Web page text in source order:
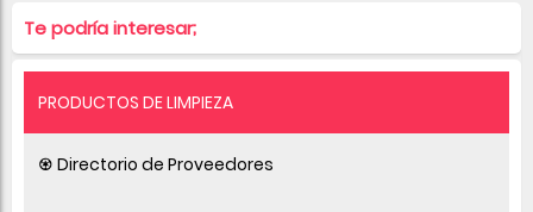
Te podría interesar;
PRODUCTOS DE LIMPIEZA
♼ Directorio de Proveedores